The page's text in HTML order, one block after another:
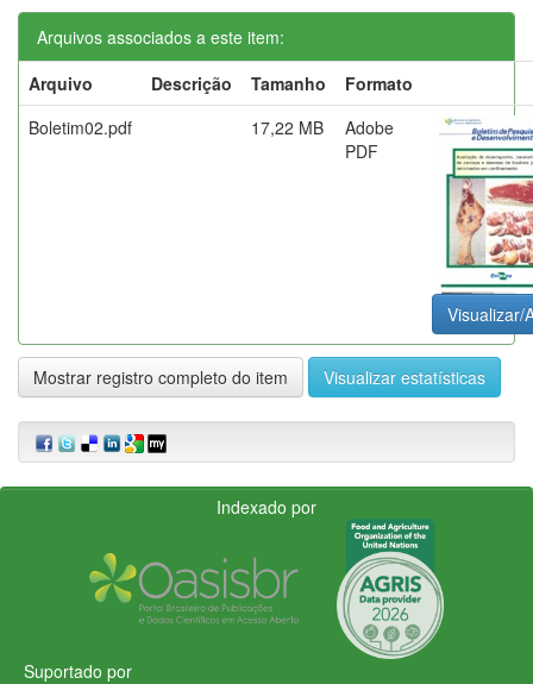
Arquivos associados a este item:
Arquivo
Descrição Tamanho
Formato
Boletim02.pdf
17,22 MB
Adobe
PDF
Visualizar/
Mostrar registro completo do item Visualizar estatísticas
Indexado por
Suportado por